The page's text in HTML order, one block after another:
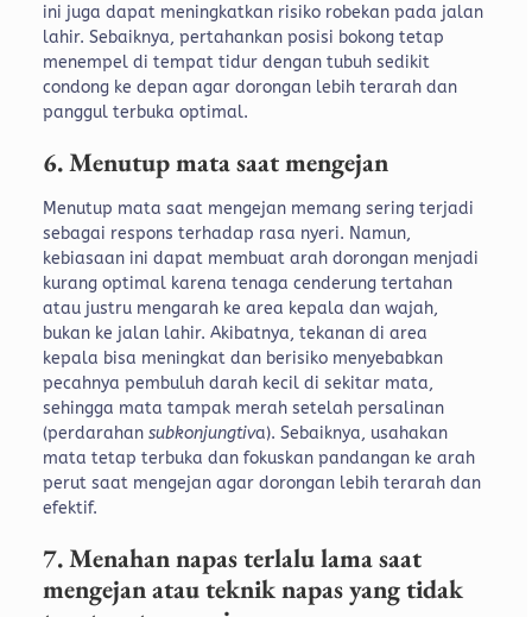
ini juga dapat meningkatkan risiko robekan pada jalan
lahir. Sebaiknya, pertahankan posisi bokong tetap
menempel di tempat tidur dengan tubuh sedikit
condong ke depan agar dorongan lebih terarah dan
panggul terbuka optimal.
6. Menutup mata saat mengejan
Menutup mata saat mengejan memang sering terjadi
sebagai respons terhadap rasa nyeri. Namun,
kebiasaan ini dapat membuat arah dorongan menjadi
kurang optimal karena tenaga cenderung tertahan
atau justru mengarah ke area kepala dan wajah,
bukan ke jalan lahir. Akibatnya, tekanan di area
kepala bisa meningkat dan berisiko menyebabkan
pecahnya pembuluh darah kecil di sekitar mata,
sehingga mata tampak merah setelah persalinan
(perdarahan subkonjungtiva). Sebaiknya, usahakan
mata tetap terbuka dan fokuskan pandangan ke arah
perut saat mengejan agar dorongan lebih terarah dan
efektif.
7. Menahan napas terlalu lama saat
mengejan atau teknik napas yang tidak